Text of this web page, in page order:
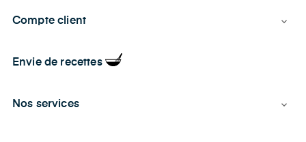
Compte client 
Envie de recettes
Nos services 